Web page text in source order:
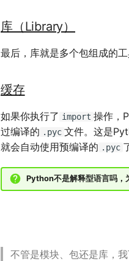
库（Library）
最后，库就是多个包组成的
缓存
如果你执行了 import 操作，
过编译的 .pyc 文件。这是
就会自动使用预编译的 .pyc
Python不是解释型语言吗，
不管是模块、包还是库，